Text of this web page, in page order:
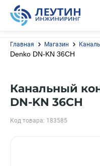
Главная Магазин
Denko DN-KN 36CH
Канальный
DN-KN 36CH
Код товара: 183585